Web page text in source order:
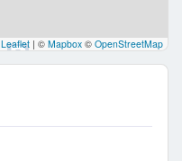
Leaflet | © Mapbox © OpenStreetMap